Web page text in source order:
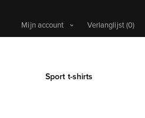
Mijn account Verlanglijst(0)
Sport t-shirts